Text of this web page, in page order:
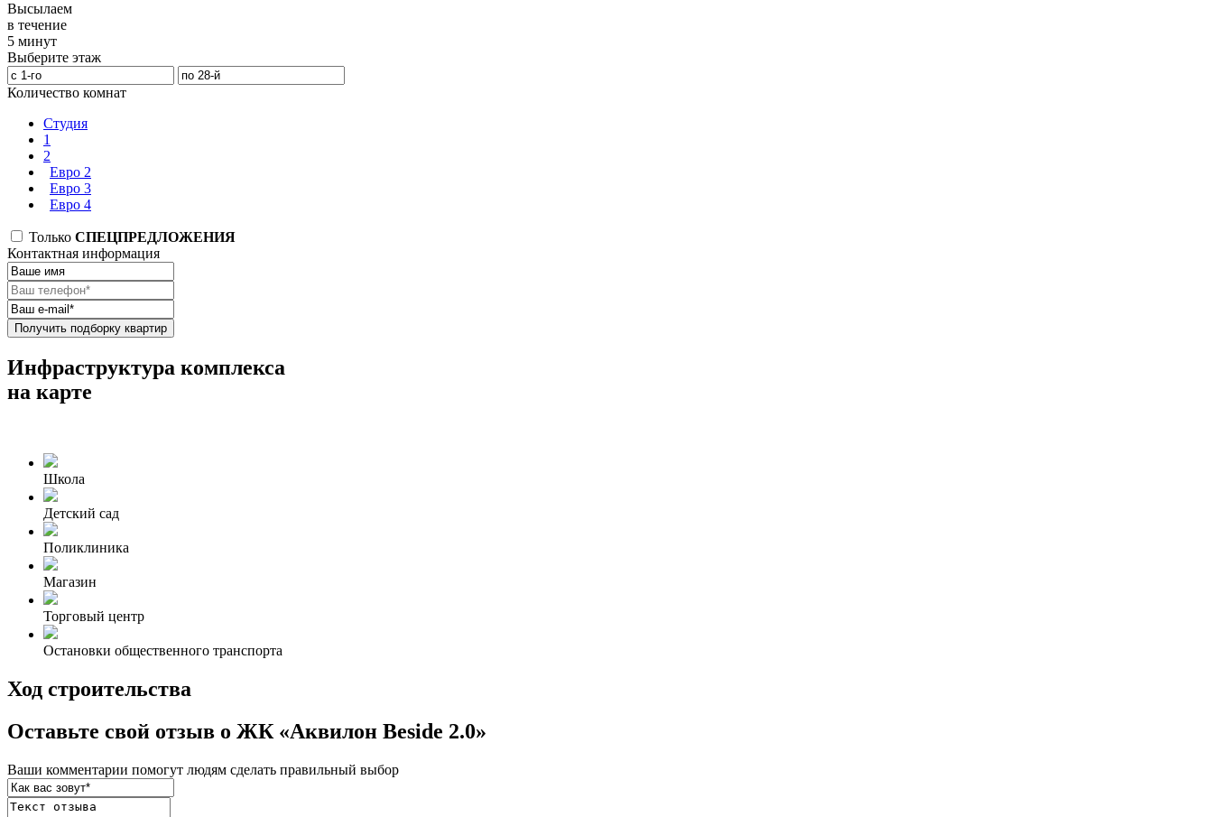
Высылаем
в течение
5 минут
Выберите этаж
Количество комнат
Студия
1
2
Евро 2
Евро 3
Евро 4
Только СПЕЦПРЕДЛОЖЕНИЯ
Контактная информация
Получить подборку квартир
Инфраструктура комплекса
на карте
Школа
Детский сад
Поликлиника
Магазин
Торговый центр
Остановки общественного транспорта
Ход строительства
Оставьте свой отзыв о ЖК «Аквилон Beside 2.0»
Ваши комментарии помогут людям сделать правильный выбор